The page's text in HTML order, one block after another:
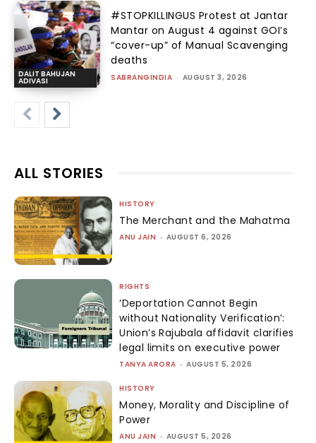
DALIT BAHUJAN
ADIVASI
#STOPKILLINGUS Protest at Jantar
Mantar on August 4 against GOI’s
“cover-up” of Manual Scavenging
deaths
SABRANGINDIA - AUGUST 3, 2026
ALL STORIES
HISTORY
The Merchant and the Mahatma
ANU JAIN - AUGUST 6, 2026
RIGHTS
‘Deportation Cannot Begin
without Nationality Verification’:
Union’s Rajubala affidavit clarifies
legal limits on executive power
TANYA ARORA - AUGUST 5, 2026
HISTORY
Money, Morality and Discipline of
Power
ANU JAIN - AUGUST 5, 2026